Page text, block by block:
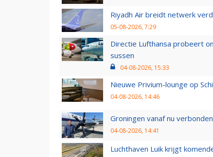
Riyadh Air breidt netwerk
05-08-2026, 7:29
Directie Lufthansa probeert
sussen
04-08-2026, 15:33
Nieuwe Privium-lounge op
04-08-2026, 14:46
Groningen vanaf nu
04-08-2026, 14:41
Luchthaven Luik krijgt